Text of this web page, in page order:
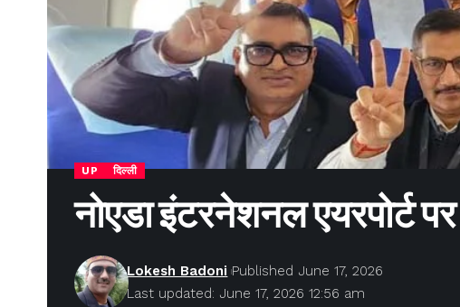
UP दिल्ली
नोएडा इंटरनेशनल एयरपोर्ट
Last updated: June 17, 2026 12:56 am
Lokesh Badoni Published June 17, 2026